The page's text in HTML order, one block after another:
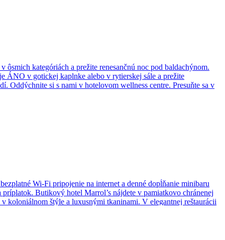
kategóriách a prežite renesančnú noc pod baldachýnom.
ÁNO v gotickej kaplnke alebo v rytierskej sále a prežite
Oddýchnite si s nami v hotelovom wellness centre. Presuňte sa v
Wi-Fi pripojenie na internet a denné dopĺňanie minibaru
Butikový hotel Marrol’s nájdete v pamiatkovo chránenej
koloniálnom štýle a luxusnými tkaninami. V elegantnej reštaurácii